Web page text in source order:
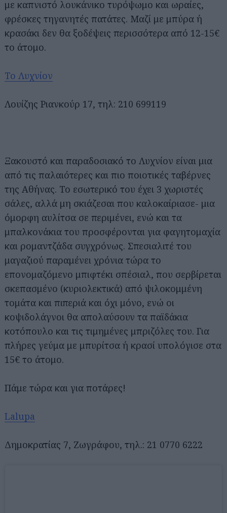
με καπνιστό λουκάνικο τυρόψωμο και ωραίες,
φρέσκες τηγανητές πατάτες. Μαζί με μπύρα ή
κρασάκι δεν θα ξοδέψεις περισσότερα από 12-15€
το άτομο.
Το Λυχνίον
Λουίζης Ριανκούρ 17, τηλ: 210 699119
Ξακουστό και παραδοσιακό το Λυχνίον είναι μια
από τις παλαιότερες και πιο ποιοτικές ταβέρνες
της Αθήνας. Το εσωτερικό του έχει 3 χωριστές
σάλες, αλλά μη σκιάζεσαι που καλοκαίριασε- μια
όμορφη αυλίτσα σε περιμένει, ενώ και τα
μπαλκονάκια του προσφέρονται για φαγητομαχία
και ρομαντζάδα συγχρόνως. Σπεσιαλιτέ του
μαγαζιού παραμένει χρόνια τώρα το
επονομαζόμενο μπιφτέκι σπέσιαλ, που σερβίρεται
σκεπασμένο (κυριολεκτικά) από ψιλοκομμένη
τομάτα και πιπεριά και όχι μόνο, ενώ οι
κοψιδολάγνοι θα απολαύσουν τα παϊδάκια
κοτόπουλο και τις τιμημένες μπριζόλες του. Για
πλήρες γεύμα με μπυρίτσα ή κρασί υπολόγισε στα
15€ το άτομο.
Πάμε τώρα και για ποτάρες!
Lalupa
Δημοκρατίας 7, Ζωγράφου, τηλ.: 21 0770 6222